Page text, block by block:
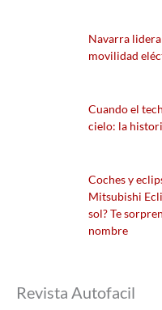
Navarra
movilidad
Cuando el
cielo: la
Coches y
Mitsubishi
sol? Te
nombre
Revista Autofacil